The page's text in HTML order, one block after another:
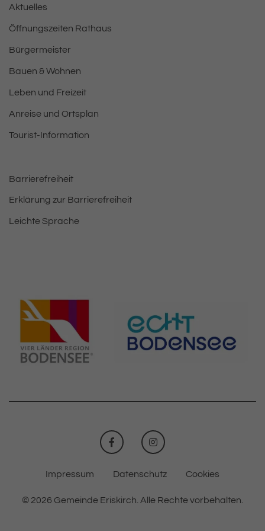
Aktuelles
Öffnungszeiten Rathaus
Bürgermeister
Bauen & Wohnen
Leben und Freizeit
Anreise und Ortsplan
Tourist-Information
Barrierefreiheit
Erklärung zur Barrierefreiheit
Leichte Sprache
FACEBOOKINSTAGRAM
Impressum Datenschutz Cookies
© 2026 Gemeinde Eriskirch. Alle Rechte vorbehalten.